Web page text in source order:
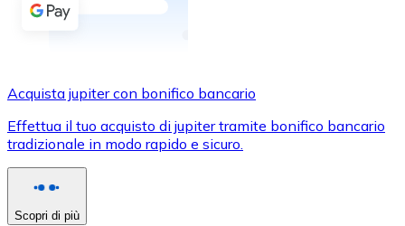
Bonifico SEPA
Usa le carte Visa e Mastercard per acquistare
Acquista con carta
Acquista jupiter con bonifico bancario
Effettua il tuo acquisto di jupiter tramite bonifico bancario
tradizionale in modo rapido e sicuro.
Scopri di più